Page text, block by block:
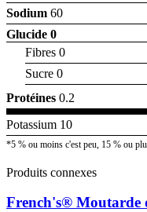
Sodium 60
Glucide 0
Fibres 0
Sucre 0
Protéines 0.2
Potassium 10
*5 % ou moins c'est peu, 15 % ou
Produits connexes
French's® Moutarde